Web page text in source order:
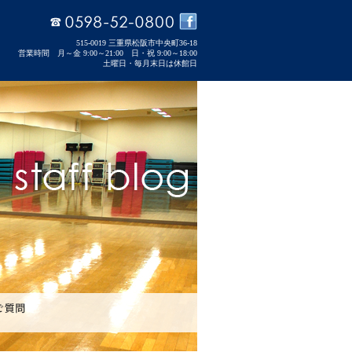
515-0019 三重県松阪市中央町36-18
営業時間 月～金 9:00～21:00 日・祝 9:00～18:00
土曜日・毎月末日は休館日